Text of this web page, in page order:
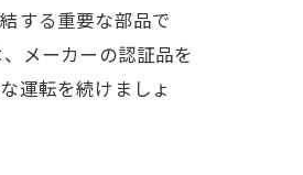
する重要な部品で
メーカーの認証品を
運転を続けましょ